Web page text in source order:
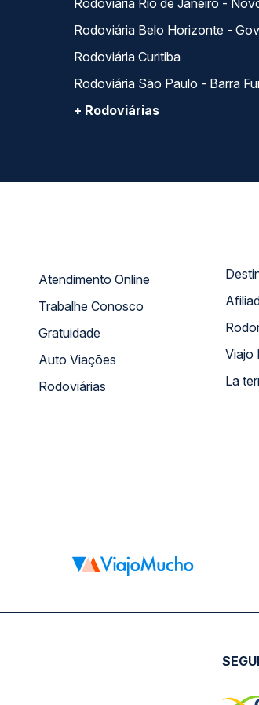
Rodoviária Rio de Janeiro -
Rodoviária Belo Horizonte -
Rodoviária Curitiba
Rodoviária São Paulo - Barra
+ Rodoviárias
Atendimento Online
Trabalhe Conosco
Gratuidade
Auto Viações
Rodoviárias
Viajo